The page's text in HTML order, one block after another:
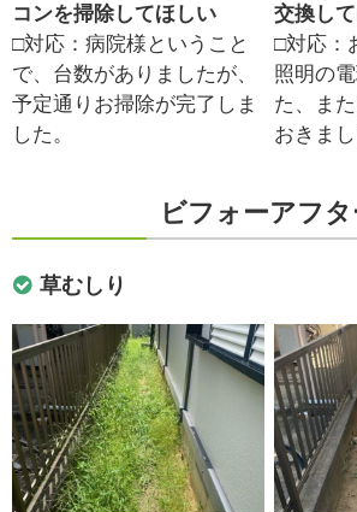
コンを掃除してほしい
□対応：病院様ということ
で、台数がありましたが、
予定通りお掃除が完了しま
した。
交換し
□対応：
照明の
た、ま
おきまし
ビフォーアフタ
草むしり